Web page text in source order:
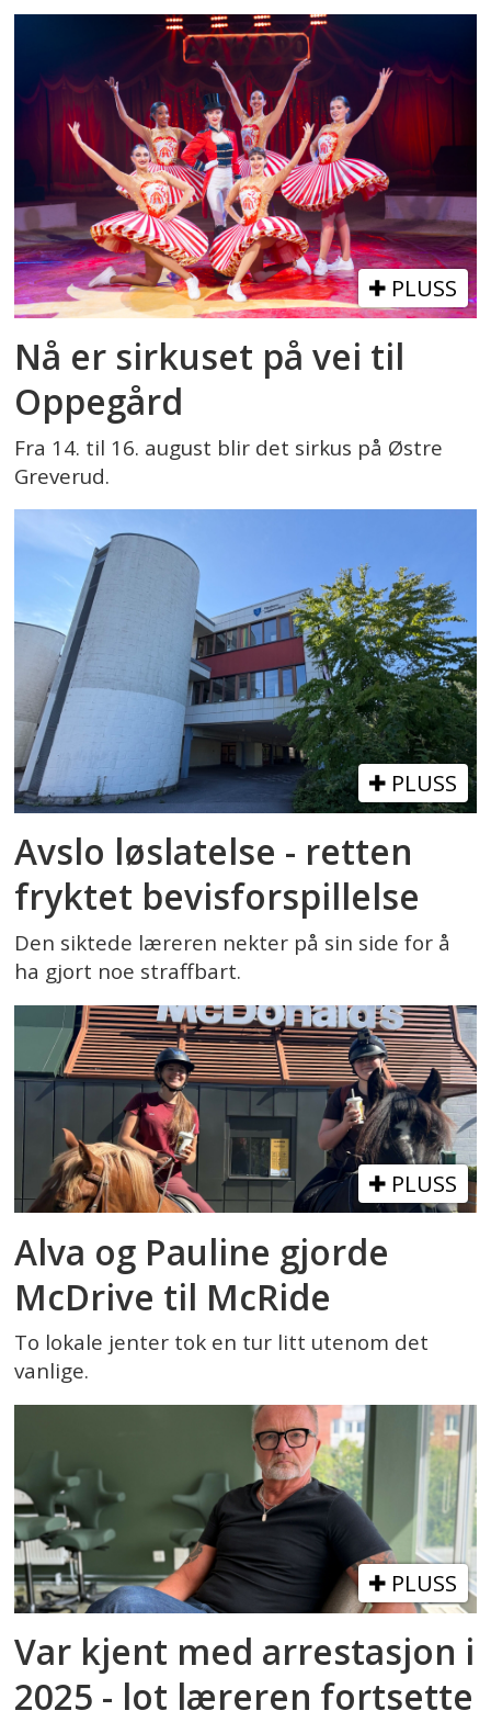
PLUSS
Nå er sirkuset på vei til
Oppegård
Fra 14. til 16. august blir det sirkus på Østre
Greverud.
PLUSS
Avslo løslatelse - retten
fryktet bevisforspillelse
Den siktede læreren nekter på sin side for å
ha gjort noe straffbart.
PLUSS
Alva og Pauline gjorde
McDrive til McRide
To lokale jenter tok en tur litt utenom det
vanlige.
PLUSS
Var kjent med arrestasjon i
2025 - lot læreren fortsette